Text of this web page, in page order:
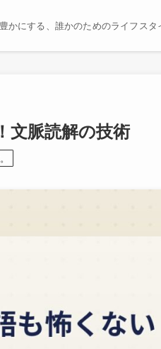
かにする、誰かのためのライフスタ
文脈読解の技術